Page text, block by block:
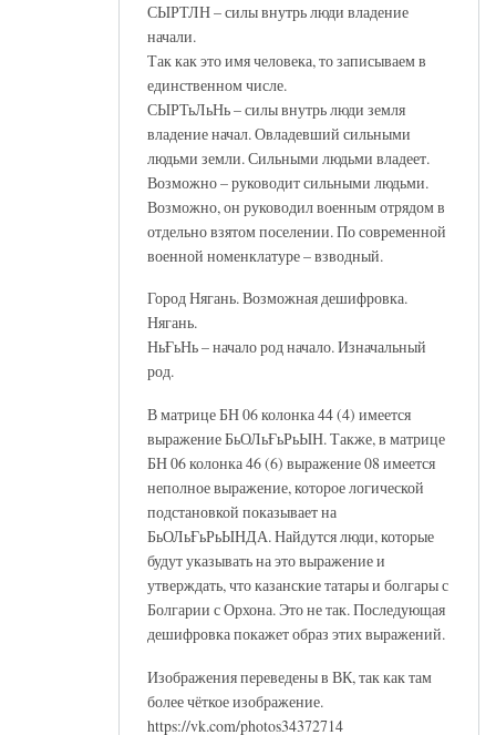
СЫРТЛН – силы внутрь люди владение
начали.
Так как это имя человека, то записываем в
единственном числе.
СЫРТьЛьНь – силы внутрь люди земля
владение начал. Овладевший сильными
людьми земли. Сильными людьми владеет.
Возможно – руководит сильными людьми.
Возможно, он руководил военным отрядом в
отдельно взятом поселении. По современной
военной номенклатуре – взводный.
Город Нягань. Возможная дешифровка.
Нягань.
НьҒьНь – начало род начало. Изначальный
род.
В матрице БН 06 колонка 44 (4) имеется
выражение БьОЛьҒьРьЫН. Также, в матрице
БН 06 колонка 46 (6) выражение 08 имеется
неполное выражение, которое логической
подстановкой показывает на
БьОЛьҒьРьЫНДА. Найдутся люди, которые
будут указывать на это выражение и
утверждать, что казанские татары и болгары с
Болгарии с Орхона. Это не так. Последующая
дешифровка покажет образ этих выражений.
Изображения переведены в ВК, так как там
более чёткое изображение.
https://vk.com/photos34372714